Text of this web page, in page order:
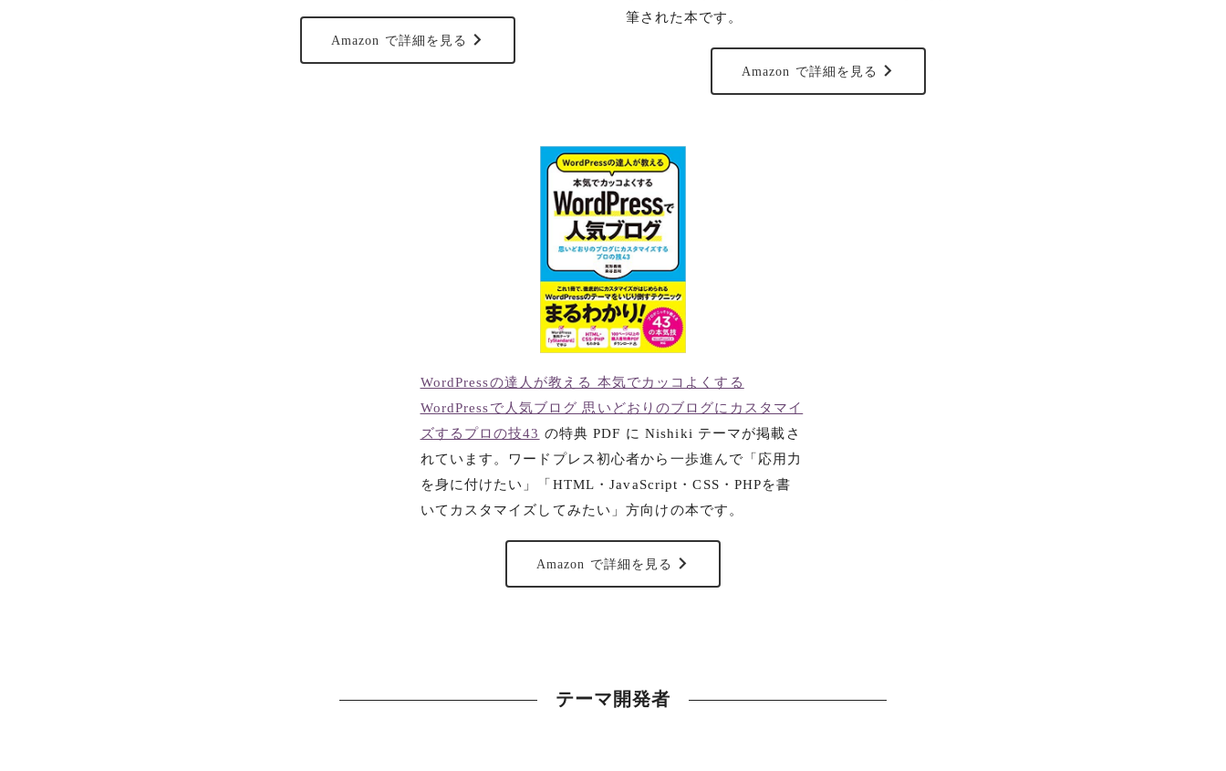
Amazon で詳細を見る
筆された本です。
Amazon で詳細を見る
WordPressの達人が教える 本気でカッコよくする
WordPressで人気ブログ 思いどおりのブログにカスタマイ
ズするプロの技43 の特典 PDF に Nishiki テーマが掲載さ
れています。ワードプレス初心者から一歩進んで「応用力
を身に付けたい」「HTML・JavaScript・CSS・PHPを書
いてカスタマイズしてみたい」方向けの本です。
Amazon で詳細を見る
テーマ開発者